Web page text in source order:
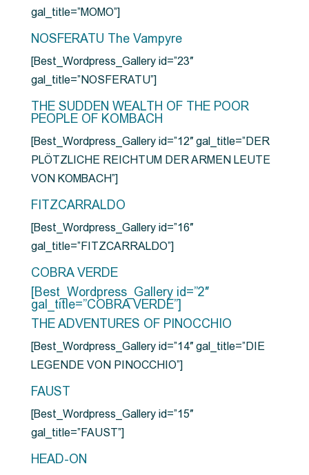
gal_title=”MOMO”]
NOSFERATU The Vampyre
[Best_Wordpress_Gallery id=”23″
gal_title=”NOSFERATU”]
THE SUDDEN WEALTH OF THE POOR
PEOPLE OF KOMBACH
[Best_Wordpress_Gallery id=”12″ gal_title=”DER
PLÖTZLICHE REICHTUM DER ARMEN LEUTE
VON KOMBACH”]
FITZCARRALDO
[Best_Wordpress_Gallery id=”16″
gal_title=”FITZCARRALDO”]
COBRA VERDE
[Best_Wordpress_Gallery id=”2″
gal_title=”COBRA VERDE”]
THE ADVENTURES OF PINOCCHIO
[Best_Wordpress_Gallery id=”14″ gal_title=”DIE
LEGENDE VON PINOCCHIO”]
FAUST
[Best_Wordpress_Gallery id=”15″
gal_title=”FAUST”]
HEAD-ON